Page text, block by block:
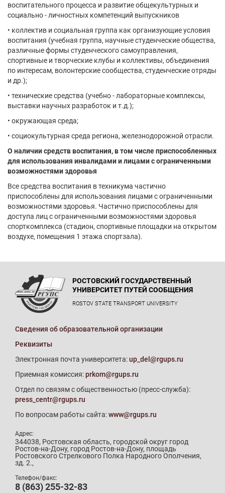
воспитательного процесса и развитие общекультурных и
социально - личностных компетенций выпускников
• коллектив и социальная группа как организующие условия
воспитания (учебная группа, научные студенческие общества,
различные формы студенческого самоуправления,
спортивные и творческие клубы и коллективы, объединения
по интересам, волонтерские сообщества, студенческие отряды
и др.);
• технические средства (учебно - лабораторные комплексы,
выставки научных разработок и т.д.);
• окружающая среда;
• социокультурная среда региона, железнодорожной отрасли.
О наличии средств воспитания, в том числе приспособленных
для использования инвалидами и лицами с ограниченными
возможностями здоровья
Все средства воспитания в техникума частично
приспособлены для использования лицами с ограниченными
возможностями здоровья. Частично приспособлены для
доступа лиц с ограниченными возможностями здоровья
спорткомплекса (стадион, спортивные площадки на открытом
воздухе, помещения 1 этажа спортзала).
РОСТОВСКИЙ ГОСУДАРСТВЕННЫЙ
УНИВЕРСИТЕТ ПУТЕЙ СООБЩЕНИЯ
ROSTOV STATE TRANSPORT UNIVERSITY
Сведения об образовательной организации
Реквизиты
Электронная почта университета:up_del@rgups.ru
Приемная комиссия:prkom@rgups.ru
Отдел по связям с общественностью (пресс-служба):
press_centr@rgups.ru
По вопросам работы сайта:www@rgups.ru
Адрес:
344038, Ростовская область, городской округ город
Ростов-на-Дону, город Ростов-на-Дону, площадь
Ростовского Стрелкового Полка Народного Ополчения,
зд. 2.,
Телефон/факс:
8 (863) 255-32-83